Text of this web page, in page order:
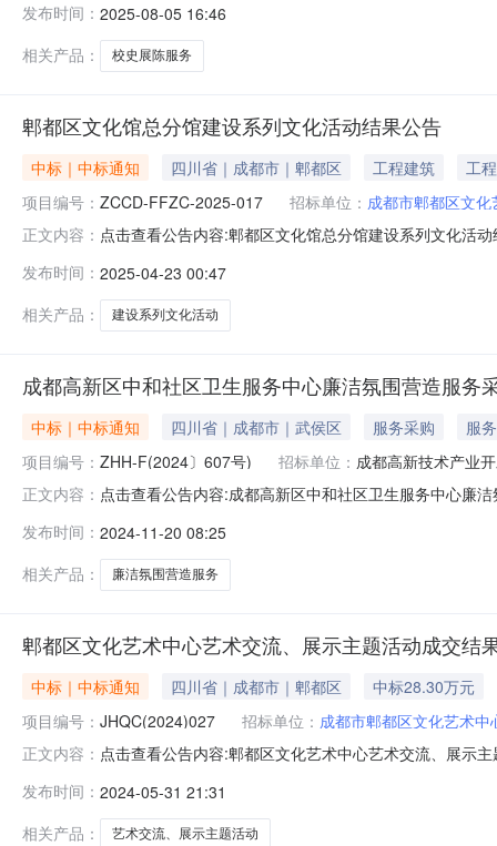
品目编号品目名称采购标的服务范围服务要求服务时间
发布时间： 2025-08-05 16:46
相关产品：
校史展陈服务
郫都区文化馆总分馆建设系列文化活动结果公告
中标｜中标通知 四川省｜成都市｜郫都区 工程建筑
工程
项目编号： ZCCD-FFZC-2025-017 招标单位： 成都市郫都区文化
正文内容： 点击查看公告内容:郫都区文化馆总分馆建设系列文化活
中心委托，于2025年4月21日10:30对郫都区文化馆总分
告，磋
发布时间： 2025-04-23 00:47
相关产品：
建设系列文化活动
成都高新区中和社区卫生服务中心廉洁氛围营造服务
中标｜中标通知 四川省｜成都市｜武侯区 服务采购
服务
项目编号： ZHH-F(2024〕607号) 招标单位： 成都高新技术产业
正文内容： 点击查看公告内容:成都高新区中和社区卫生服务中心廉
格：7.829万元二、其他：项目名称：成都高新区中和社
交金额：78
发布时间： 2024-11-20 08:25
相关产品：
廉洁氛围营造服务
郫都区文化艺术中心艺术交流、展示主题活动成交结
中标｜中标通知 四川省｜成都市｜郫都区
中标28.30万元
项目编号： JHQC(2024)027 招标单位： 成都市郫都区文化艺术中
正文内容： 点击查看公告内容:郫都区文化艺术中心艺术交流、展示
隅一方文化传播有限公司供应商地址：四川省成都市锦
布之日
发布时间： 2024-05-31 21:31
相关产品：
艺术交流、展示主题活动